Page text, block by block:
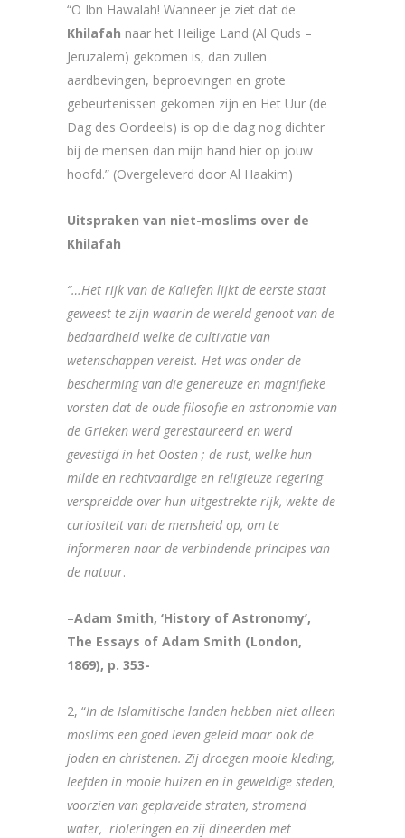
“O Ibn Hawalah! Wanneer je ziet dat de
Khilafah naar het Heilige Land (Al Quds –
Jeruzalem) gekomen is, dan zullen
aardbevingen, beproevingen en grote
gebeurtenissen gekomen zijn en Het Uur (de
Dag des Oordeels) is op die dag nog dichter
bij de mensen dan mijn hand hier op jouw
hoofd.” (Overgeleverd door Al Haakim)
Uitspraken van niet-moslims over de
Khilafah
“…Het rijk van de Kaliefen lijkt de eerste staat
geweest te zijn waarin de wereld genoot van de
bedaardheid welke de cultivatie van
wetenschappen vereist. Het was onder de
bescherming van die genereuze en magnifieke
vorsten dat de oude filosofie en astronomie van
de Grieken werd gerestaureerd en werd
gevestigd in het Oosten ; de rust, welke hun
milde en rechtvaardige en religieuze regering
verspreidde over hun uitgestrekte rijk, wekte de
curiositeit van de mensheid op, om te
informeren naar de verbindende principes van
de natuur.
–Adam Smith, ‘History of Astronomy’,
The Essays of Adam Smith (London,
1869), p. 353-
2, “In de Islamitische landen hebben niet alleen
moslims een goed leven geleid maar ook de
joden en christenen. Zij droegen mooie kleding,
leefden in mooie huizen en in geweldige steden,
voorzien van geplaveide straten, stromend
water, rioleringen en zij dineerden met